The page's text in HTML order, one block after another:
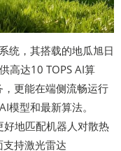
统，其搭载的地瓜旭日
高达10 TOPS AI算
更能在端侧流畅运行
型和最新算法。
地匹配机器人对散热
持激光雷达